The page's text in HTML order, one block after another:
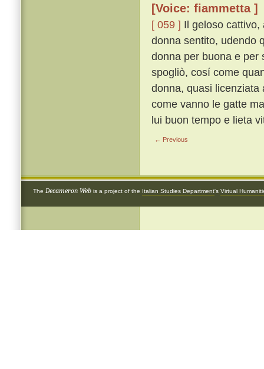
[Voice: fiammetta ]
[ 059 ] Il geloso
donna sentito, udendo
donna per buona e per
spogliò, cosí come
donna, quasi licenziata
come vanno le gatte
lui buon tempo e lieta
← Previous
The Decameron Web is a project of the Italian Studies Department's Virtual